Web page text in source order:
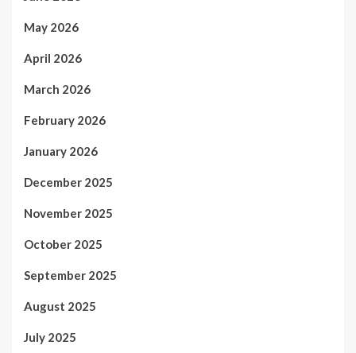
May 2026
April 2026
March 2026
February 2026
January 2026
December 2025
November 2025
October 2025
September 2025
August 2025
July 2025